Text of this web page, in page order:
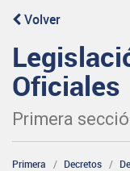
Volver
Oficiales
Primera
Primera Decretos